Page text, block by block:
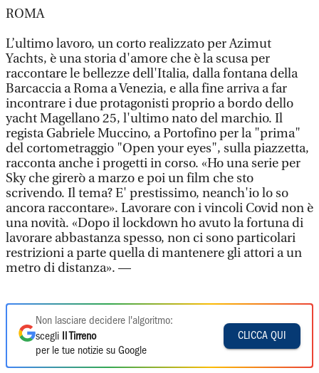
ROMA
L’ultimo lavoro, un corto realizzato per Azimut
Yachts, è una storia d'amore che è la scusa per
raccontare le bellezze dell'Italia, dalla fontana della
Barcaccia a Roma a Venezia, e alla fine arriva a far
incontrare i due protagonisti proprio a bordo dello
yacht Magellano 25, l'ultimo nato del marchio. Il
regista Gabriele Muccino, a Portofino per la "prima"
del cortometraggio "Open your eyes", sulla piazzetta,
racconta anche i progetti in corso. «Ho una serie per
Sky che girerò a marzo e poi un film che sto
scrivendo. Il tema? E' prestissimo, neanch'io lo so
ancora raccontare». Lavorare con i vincoli Covid non è
una novità. «Dopo il lockdown ho avuto la fortuna di
lavorare abbastanza spesso, non ci sono particolari
restrizioni a parte quella di mantenere gli attori a un
metro di distanza». —
Non lasciare decidere l'algoritmo:
scegli
Il Tirreno
per le tue notizie su Google
CLICCA QUI